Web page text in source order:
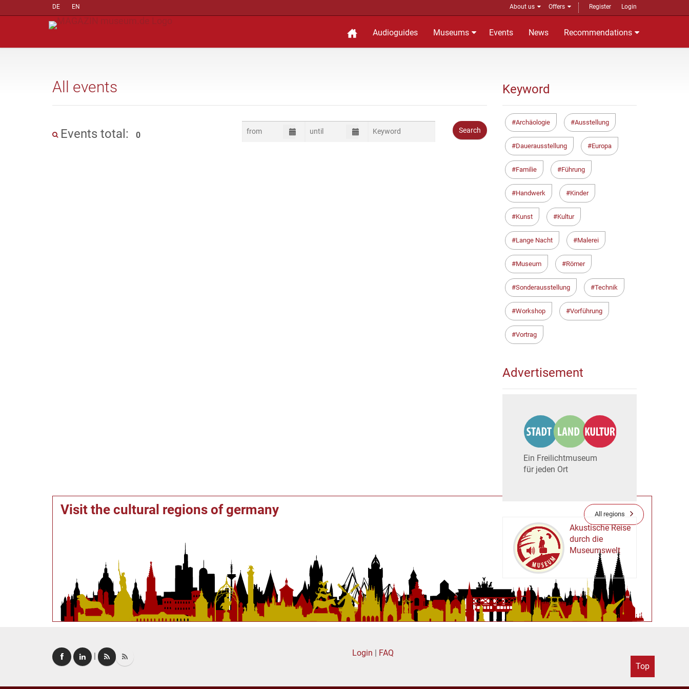
DE EN About us Offers Register Login
Audioguides Museums Events News Recommendations
All events
Events total: 0
Visit the cultural regions of germany All regions
Keyword
Archäologie Ausstellung
Dauerausstellung Europa
Familie Führung
Handwerk Kinder
Kunst Kultur
Lange Nacht Malerei
Museum Römer
Sonderausstellung Technik
Workshop Vorführung
Vortrag
Advertisement
Ein Freilichtmuseum
für jeden Ort
MUSEUM
Akustische Reise
durch die
Museumswelt
Login | FAQ
Top